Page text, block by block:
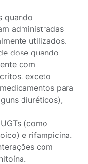
quando
administradas
utilizados.
dose quando
com
exceto
para
diuréticos),
(como
e rifampicina.
com